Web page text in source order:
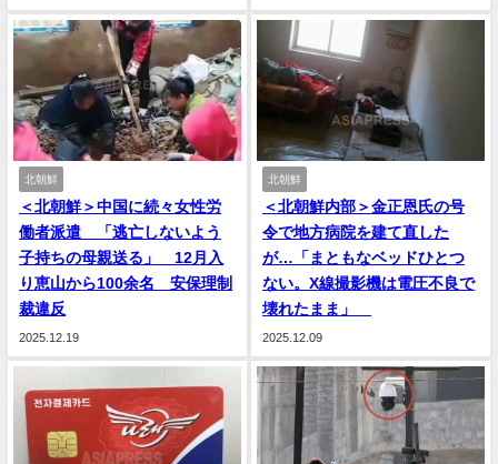
北朝鮮
＜北朝鮮＞中国に続々女性労
働者派遣 「逃亡しないよう
子持ちの母親送る」 12月入
り恵山から100余名 安保理制
裁違反
2025.12.19
北朝鮮
＜北朝鮮内部＞金正恩氏の号
令で地方病院を建て直した
が…「まともなベッドひとつ
ない。X線撮影機は電圧不良で
壊れたまま」
2025.12.09